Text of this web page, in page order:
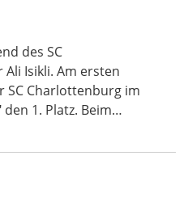
des SC
Isikli. Am ersten
SC Charlottenburg im
den 1. Platz. Beim…